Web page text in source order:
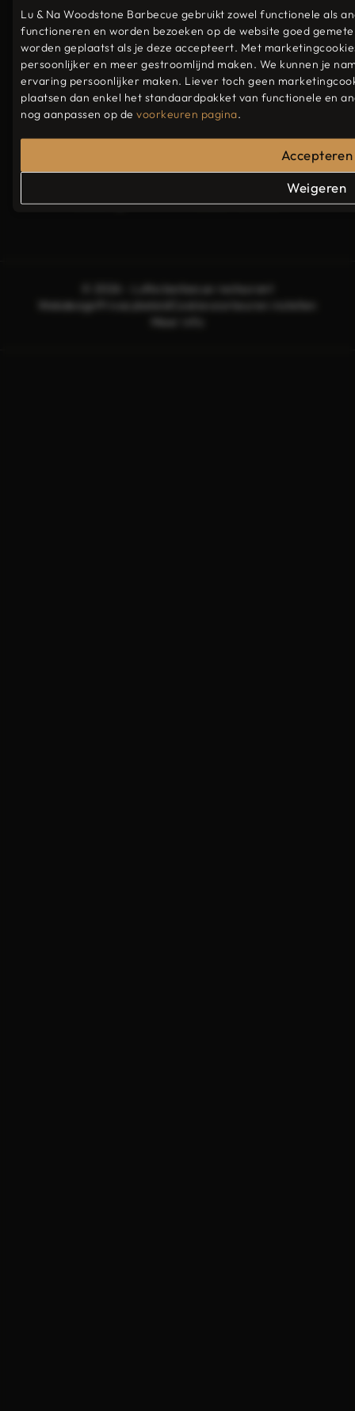
rondom het restaurant.
Openingstijden
Maandag
17:30 - 22:30
Dinsdag
Gesloten
Woensdag
Gesloten
Donderdag
17:30 - 22:30
Zondag
17:30 - 23:00
Webdesign
Lu & Na Woodstone Barbecue gebruikt zowel functionele als
functioneren en worden bezoeken op de website goed
worden geplaatst als je deze accepteert. Met
persoonlijker en meer gestroomlijnd maken. We kunnen je
ervaring persoonlijker maken. Liever toch geen
plaatsen dan enkel het standaardpakket van functionele en
nog aanpassen op devoorkeuren pagina.
Accepteren
Weigeren